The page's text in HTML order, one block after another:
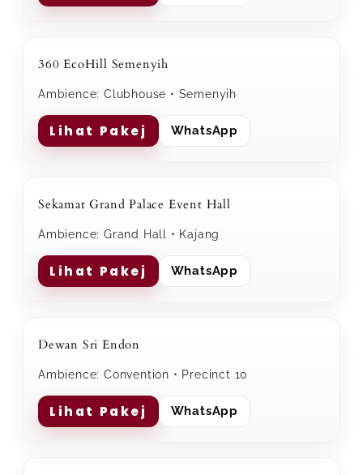
360 EcoHill Semenyih
Ambience: Clubhouse • Semenyih
Lihat Pakej WhatsApp
Sekamat Grand Palace Event Hall
Ambience: Grand Hall • Kajang
Lihat Pakej WhatsApp
Dewan Sri Endon
Ambience: Convention • Precinct 10
Lihat Pakej WhatsApp